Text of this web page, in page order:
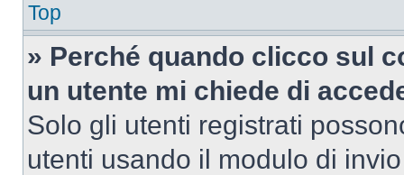
Top
» Perché quando clicco sul
un utente mi chiede di
Solo gli utenti registrati
utenti usando il modulo di